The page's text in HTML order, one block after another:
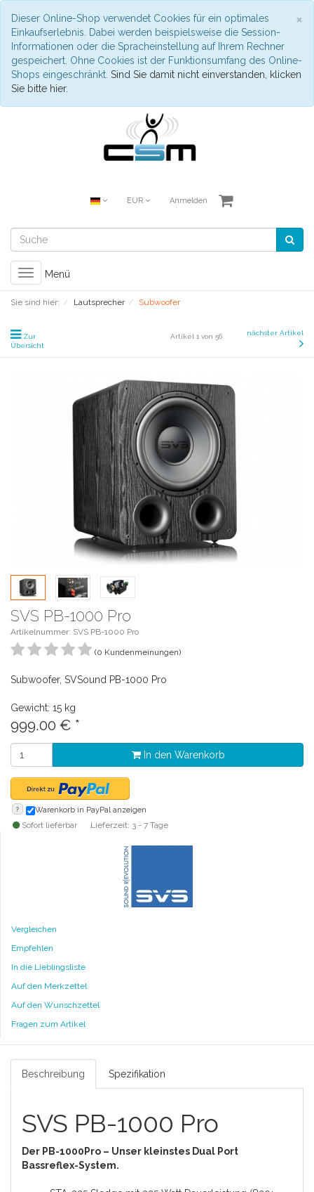
×
Dieser Online-Shop verwendet Cookies für ein optimales
Einkaufserlebnis. Dabei werden beispielsweise die Session-
Informationen oder die Spracheinstellung auf Ihrem Rechner
gespeichert. Ohne Cookies ist der Funktionsumfang des Online-
Shops eingeschränkt. Sind Sie damit nicht einverstanden, klicken
Sie bitte hier.
EUR Anmelden
Toggle
navigation
Menü
Sie sind hier: Lautsprecher Subwoofer
Zur
Übersicht
Artikel 1 von 56 nächster Artikel
SVS PB-1000 Pro
Artikelnummer: SVS PB-1000 Pro
(0 Kundenmeinungen)
Subwoofer, SVSound PB-1000 Pro
Gewicht: 15 kg
999.00 € *
In den Warenkorb
? Warenkorb in PayPal anzeigen
Sofort lieferbar Lieferzeit: 3 - 7 Tage
Vergleichen
Empfehlen
In die Lieblingsliste
Auf den Merkzettel
Auf den Wunschzettel
Fragen zum Artikel
Beschreibung Spezifikation
SVS PB-1000 Pro
Der PB-1000Pro – Unser kleinstes Dual Port
Bassreflex-System.